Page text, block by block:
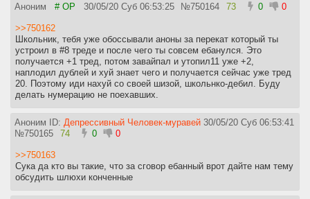
Аноним # OP 30/05/20 Суб 06:53:25 №750164 73 0 0
>>750162
Школьник, тебя уже обоссывали аноны за перекат который ты
устроил в #8 треде и после чего ты совсем ебанулся. Это
получается +1 тред, потом завайпал и утопил11 уже +2,
наплодил дублей и хуй знает чего и получается сейчас уже тред
20. Поэтому иди нахуй со своей шизой, школьнко-дебил. Буду
делать нумерацию не поехавших.
Аноним ID: Депрессивный Человек-муравей 30/05/20 Суб 06:53:41
№750165 74 0 0
>>750163
Сука да кто вы такие, что за сговор ебанный врот дайте нам тему
обсудить шлюхи конченные